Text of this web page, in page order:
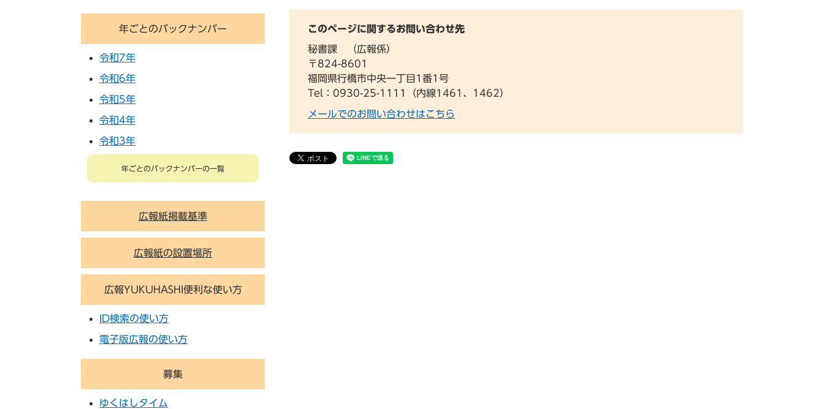
年ごとのバックナンバー
令和7年
令和6年
令和5年
令和4年
令和3年
年ごとのバックナンバーの一覧
広報紙掲載基準
広報紙の設置場所
広報YUKUHASHI便利な使い方
ID検索の使い方
電子版広報の使い方
募集
ゆくはしタイム
このページに関するお問い合わせ先
秘書課
広報係
〒824-8601
福岡県行橋市中央一丁目1番1号
Tel：0930-25-1111（内線1461、1462）
メールでのお問い合わせはこちら